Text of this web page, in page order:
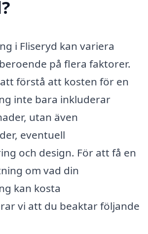
i Fliseryd kan variera
på flera faktorer.
förstå att kosten för en
inte bara inkluderar
utan även
eventuell
och design. För att få en
om vad din
kan kosta
vi att du beaktar följande